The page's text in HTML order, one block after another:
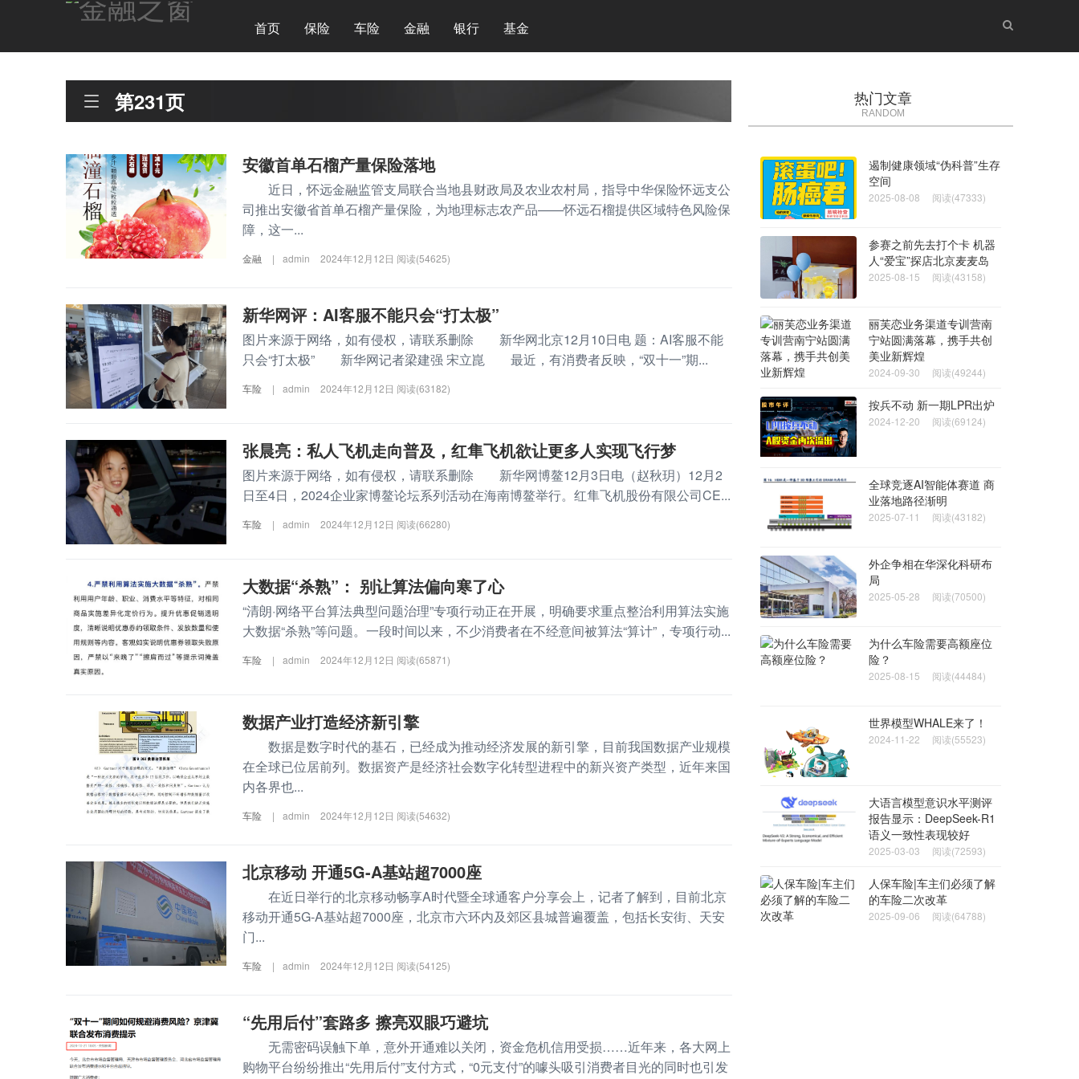
首页 保险 车险 金融 银行 基金
第231页
安徽首单石榴产量保险落地
近日，怀远金融监管支局联合当地县财政局及农业农村局，指导中华保险怀远支公
司推出安徽省首单石榴产量保险，为地理标志农产品——怀远石榴提供区域特色风险保
障，这一...
金融 | admin 2024年12月12日 阅读(54625)
新华网评：AI客服不能只会“打太极”
图片来源于网络，如有侵权，请联系删除 新华网北京12月10日电 题：AI客服不能
只会“打太极” 新华网记者梁建强 宋立崑 最近，有消费者反映，“双十一”期...
车险 | admin 2024年12月12日 阅读(63182)
张晨亮：私人飞机走向普及，红隼飞机欲让更多人实现飞行梦
图片来源于网络，如有侵权，请联系删除 新华网博鳌12月3日电（赵秋玥）12月2
日至4日，2024企业家博鳌论坛系列活动在海南博鳌举行。红隼飞机股份有限公司CE...
车险 | admin 2024年12月12日 阅读(66280)
大数据“杀熟”： 别让算法偏向寒了心
“清朗·网络平台算法典型问题治理”专项行动正在开展，明确要求重点整治利用算法实施
大数据“杀熟”等问题。一段时间以来，不少消费者在不经意间被算法“算计”，专项行动...
车险 | admin 2024年12月12日 阅读(65871)
数据产业打造经济新引擎
数据是数字时代的基石，已经成为推动经济发展的新引擎，目前我国数据产业规模
在全球已位居前列。数据资产是经济社会数字化转型进程中的新兴资产类型，近年来国
内各界也...
车险 | admin 2024年12月12日 阅读(54632)
北京移动 开通5G-A基站超7000座
在近日举行的北京移动畅享A时代暨全球通客户分享会上，记者了解到，目前北京
移动开通5G-A基站超7000座，北京市六环内及郊区县城普遍覆盖，包括长安街、天安
门...
车险 | admin 2024年12月12日 阅读(54125)
“先用后付”套路多 擦亮双眼巧避坑
无需密码误触下单，意外开通难以关闭，资金危机信用受损……近年来，各大网上
购物平台纷纷推出“先用后付”支付方式，“0元支付”的噱头吸引消费者目光的同时也引发
热门文章
RANDOM
遏制健康领域“伪科普”生存
空间
2025-08-08 阅读(47333)
参赛之前先去打个卡 机器
人“爱宝”探店北京麦麦岛
2025-08-15 阅读(43158)
丽芙恋业务渠道专训营南
宁站圆满落幕，携手共创
美业新辉煌
2024-09-30 阅读(49244)
按兵不动 新一期LPR出炉
2024-12-20 阅读(69124)
全球竞逐AI智能体赛道 商
业落地路径渐明
2025-07-11 阅读(43182)
外企争相在华深化科研布
局
2025-05-28 阅读(70500)
为什么车险需要高额座位
险？
2025-08-15 阅读(44484)
世界模型WHALE来了！
2024-11-22 阅读(55523)
大语言模型意识水平测评
报告显示：DeepSeek-R1
语义一致性表现较好
2025-03-03 阅读(72593)
人保车险|车主们必须了解
的车险二次改革
2025-09-06 阅读(64788)